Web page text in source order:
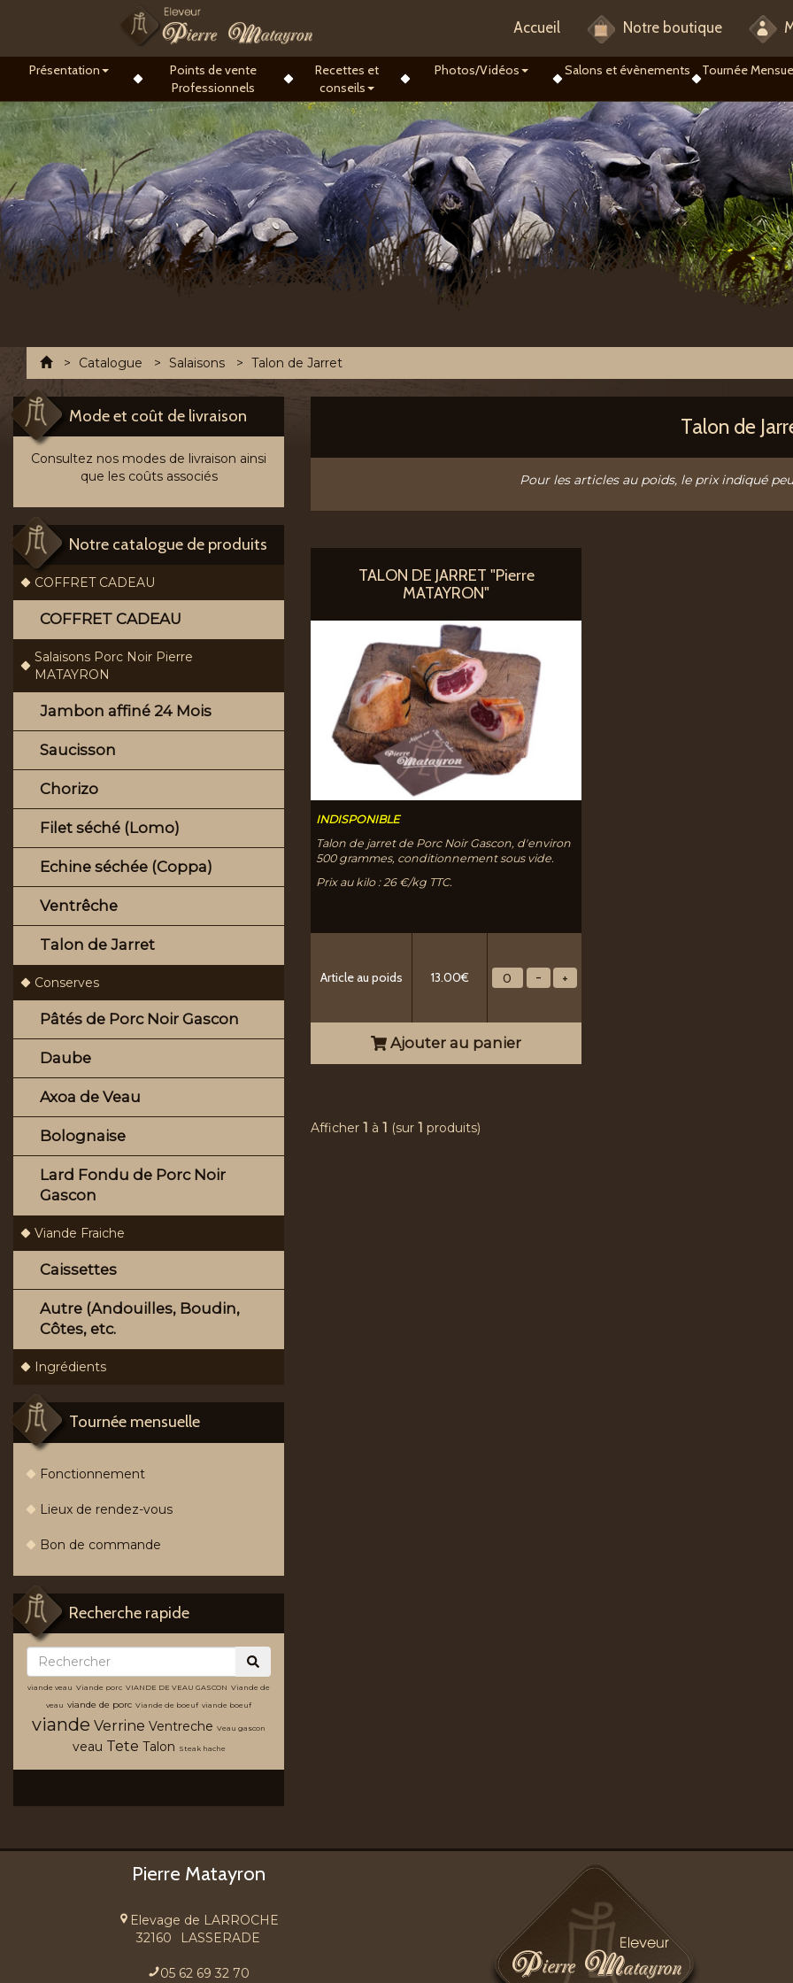
Accueil Notre boutique
Présentation
Points de vente
Professionnels
Recettes et
conseils
Photos/Vidéos Salons et évènements Tournée
AccueilCatalogue Salaisons Talon de Jarret
Talon de
Pour les articles au poids, le prix indiqué
TALON DE JARRET "Pierre
MATAYRON"
INDISPONIBLE
Talon de jarret de Porc Noir Gascon, d'environ
500 grammes, conditionnement sous vide.
Prix au kilo : 26 €/kg TTC.
Article au poids 13.00€
Ajouter au panier
Afficher 1 à 1 (sur 1 produits)
Mode et coût de livraison
Consultez nos modes de livraison ainsi
que les coûts associés
Notre catalogue de produits
COFFRET CADEAU
COFFRET CADEAU
Salaisons Porc Noir Pierre
MATAYRON
Jambon affiné 24 Mois
Saucisson
Chorizo
Filet séché (Lomo)
Echine séchée (Coppa)
Ventrêche
Talon de Jarret
Conserves
Pâtés de Porc Noir Gascon
Daube
Axoa de Veau
Bolognaise
Lard Fondu de Porc Noir
Gascon
Viande Fraiche
Caissettes
Autre (Andouilles, Boudin,
Côtes, etc.
Ingrédients
Tournée mensuelle
Fonctionnement
Lieux de rendez-vous
Bon de commande
Recherche rapide
viande veau Viande porc VIANDE DE VEAU GASCON Viande de
veau viande de porc Viande de boeuf viande boeuf
viande Verrine Ventreche Veau gascon
veau Tete Talon Steak hache
Pierre Matayron
Elevage de LARROCHE
32160
LASSERADE
05 62 69 32 70